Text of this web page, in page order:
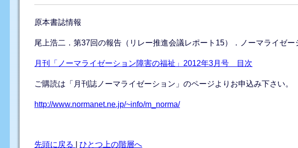
原本書誌情報
尾上浩二．第37回の報告（リレー推進会議レポート15）．ノーマライゼ
月刊「ノーマライゼーション障害の福祉」2012年3月号 目次
ご購読は「月刊誌ノーマライゼーション」のページよりお申込み下さい。
http://www.normanet.ne.jp/~info/m_norma/
先頭に戻る |ひとつ上の階層へ